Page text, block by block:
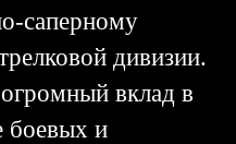
саперному
дивизии.
вклад в
боевых и